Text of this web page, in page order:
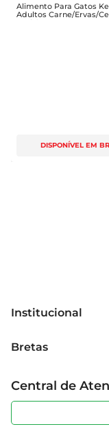
Alimento Para Gatos
Adultos Carne/Ervas/
Sachê 85g
DISPONÍVEL EM
Institucional
Grupo Cencosud
Sobre privacidade
Portal do
Bretas
Produtos Bretas
Código de ética
Serviços
Central de